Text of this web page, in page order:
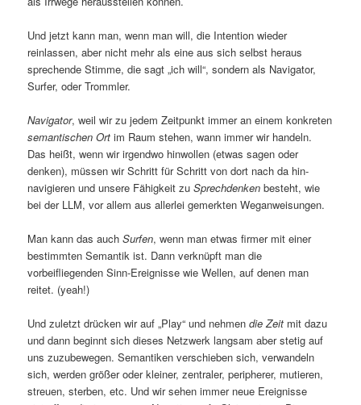
Und jetzt kann man, wenn man will, die Intention wieder
reinlassen, aber nicht mehr als eine aus sich selbst heraus
sprechende Stimme, die sagt „ich will“, sondern als Navigator,
Surfer, oder Trommler.
Navigator, weil wir zu jedem Zeitpunkt immer an einem konkreten
semantischen Ort im Raum stehen, wann immer wir handeln.
Das heißt, wenn wir irgendwo hinwollen (etwas sagen oder
denken), müssen wir Schritt für Schritt von dort nach da hin-
navigieren und unsere Fähigkeit zuSprechdenken besteht, wie
bei der LLM, vor allem aus allerlei gemerkten Weganweisungen.
Man kann das auchSurfen, wenn man etwas firmer mit einer
bestimmten Semantik ist. Dann verknüpft man die
vorbeifliegenden Sinn-Ereignisse wie Wellen, auf denen man
reitet. (yeah!)
Und zuletzt drücken wir auf „Play“ und nehmendie Zeit mit dazu
und dann beginnt sich dieses Netzwerk langsam aber stetig auf
uns zuzubewegen. Semantiken verschieben sich, verwandeln
sich, werden größer oder kleiner, zentraler, peripherer, mutieren,
streuen, sterben, etc. Und wir sehen immer neue Ereignisse